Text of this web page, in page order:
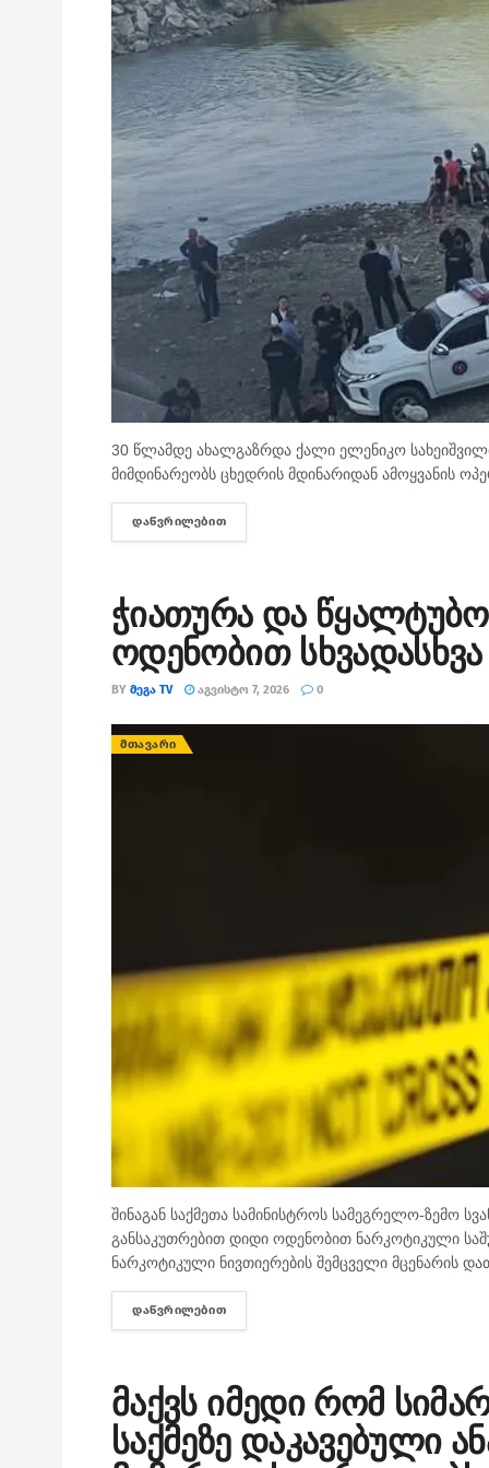
30 წლამდე ახალგაზრდა ქალი ელენიკო
მიმდინარეობს ცხედრის მდინარიდან ამოყვანის
ᲓᲐᲬᲕᲠᲘᲚᲔᲑᲘᲗ
ჭიათურა და
ოდენობით
BY ᲛᲔᲒᲐ TV ᲐᲒᲕᲘᲡᲢᲝ 7, 2026 0
ᲛᲗᲐᲕᲐᲠᲘ
შინაგან საქმეთა სამინისტროს სამეგრელო-ზემო
განსაკუთრებით დიდი ოდენობით ნარკოტიკული
ნარკოტიკული ნივთიერების შემცველი მცენარის
ᲓᲐᲬᲕᲠᲘᲚᲔᲑᲘᲗ
მაქვს იმედი რომ
საქმეზე დაკავებული